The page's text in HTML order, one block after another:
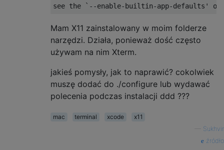
see the ` --enable-builtin-app-defaults '
Mam X11 zainstalowany w moim folderze
narzędzi. Działa, ponieważ dość często
używam na nim Xterm.
jakieś pomysły, jak to naprawić? cokolwiek
muszę dodać do ./configure lub wydawać
polecenia podczas instalacji ddd ???
mac terminal xcode
x11
Sukhvir
źródło